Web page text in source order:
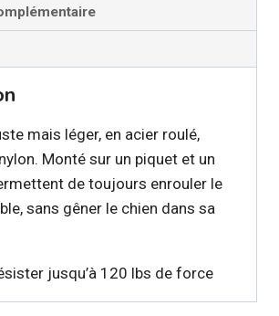
mais léger, en acier roulé,
Monté sur un piquet et un
de toujours enrouler le
sans gêner le chien dans sa
jusqu’à 120 lbs de force